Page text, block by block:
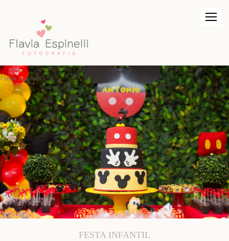
FESTA INFANTIL